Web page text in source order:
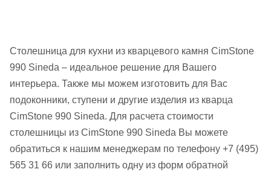
Столешница для кухни из кварцевого камня CimStone
990 Sineda – идеальное решение для Вашего
интерьера. Также мы можем изготовить для Вас
подоконники, ступени и другие изделия из кварца
CimStone 990 Sineda. Для расчета стоимости
столешницы из CimStone 990 Sineda Вы можете
обратиться к нашим менеджерам по телефону +7 (495)
565 31 66 или заполнить одну из форм обратной